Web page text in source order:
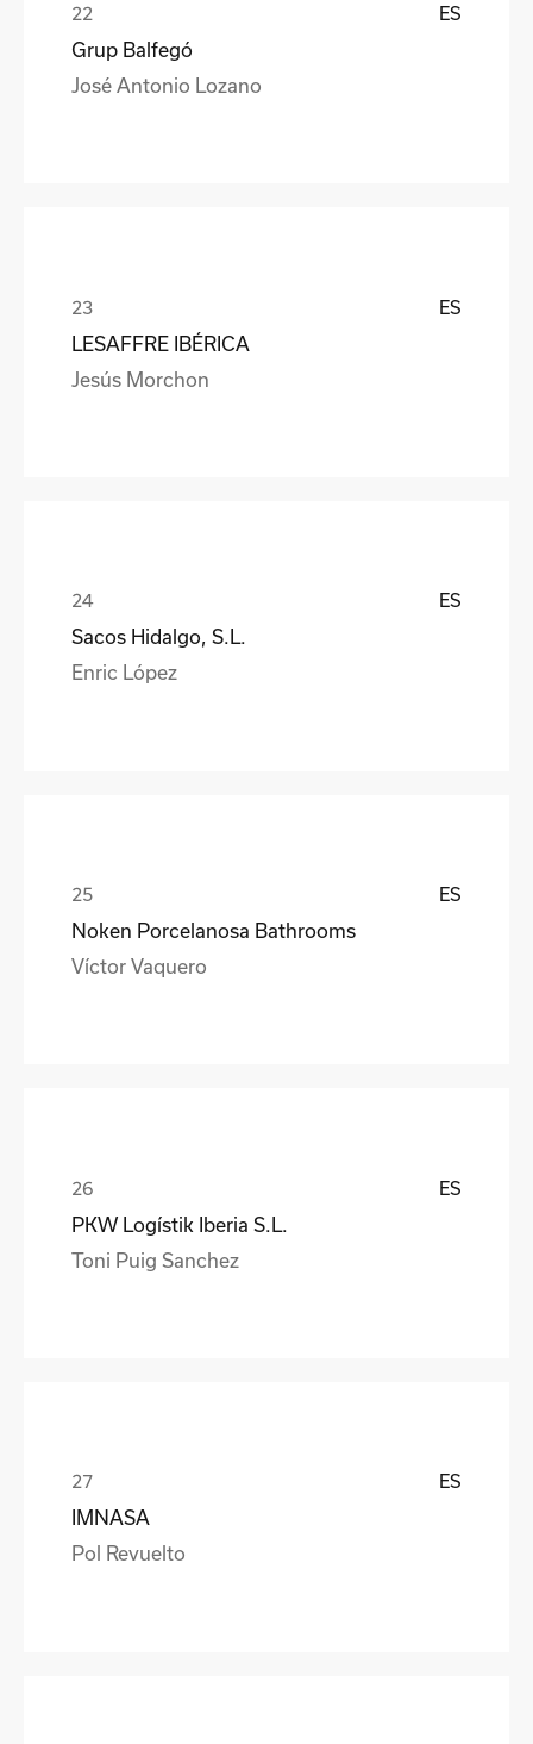
ES
Grup Balfegó
José Antonio Lozano
ES
LESAFFRE IBÉRICA
Jesús Morchon
ES
Sacos Hidalgo, S.L.
Enric López
ES
Noken Porcelanosa Bathrooms
Víctor Vaquero
ES
PKW Logístik Iberia S.L.
Toni Puig Sanchez
ES
IMNASA
Pol Revuelto